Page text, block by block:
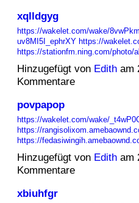
xqlldgyg
https://wakelet.com/wake/
uv8MI5I_ephrXY https://
https://stationfm.ning.com/
Hinzugefügt von Editham
Kommentare
povpapop
https://wakelet.com/wake/
https://
https://
Hinzugefügt von Editham
Kommentare
xbiuhfgr